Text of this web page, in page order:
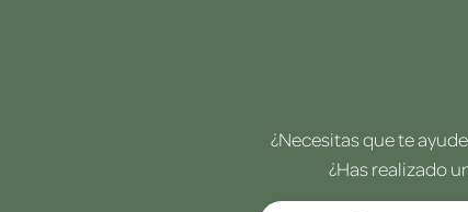
¿Necesitas que te
¿Has realizado